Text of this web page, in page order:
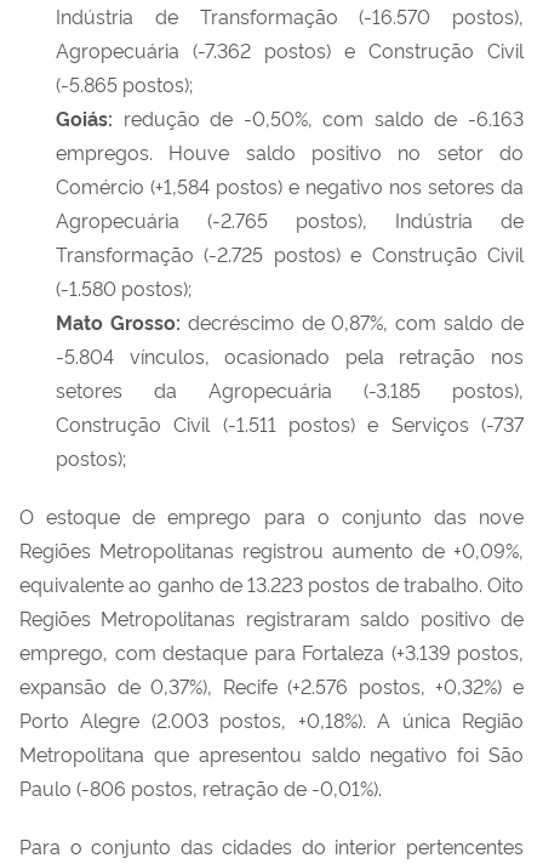
Indústria de Transformação (-16.570 postos),
Agropecuária (-7.362 postos) e Construção Civil
(-5.865 postos);
Goiás: redução de -0,50%, com saldo de -6.163
empregos. Houve saldo positivo no setor do
Comércio (+1,584 postos) e negativo nos setores da
Agropecuária (-2.765 postos), Indústria de
Transformação (-2.725 postos) e Construção Civil
(-1.580 postos);
Mato Grosso: decréscimo de 0,87%, com saldo de
-5.804 vínculos, ocasionado pela retração nos
setores da Agropecuária (-3.185 postos),
Construção Civil (-1.511 postos) e Serviços (-737
postos);
O estoque de emprego para o conjunto das nove
Regiões Metropolitanas registrou aumento de +0,09%,
equivalente ao ganho de 13.223 postos de trabalho. Oito
Regiões Metropolitanas registraram saldo positivo de
emprego, com destaque para Fortaleza (+3.139 postos,
expansão de 0,37%), Recife (+2.576 postos, +0,32%) e
Porto Alegre (2.003 postos, +0,18%). A única Região
Metropolitana que apresentou saldo negativo foi São
Paulo (-806 postos, retração de -0,01%).
Para o conjunto das cidades do interior pertencentes